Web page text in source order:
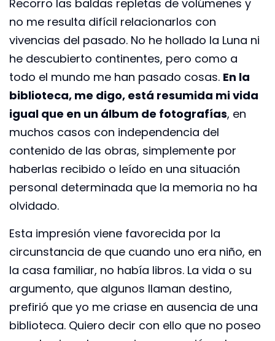
Recorro las baldas repletas de volúmenes y
no me resulta difícil relacionarlos con
vivencias del pasado. No he hollado la Luna ni
he descubierto continentes, pero como a
todo el mundo me han pasado cosas. En la
biblioteca, me digo, está resumida mi vida
igual que en un álbum de fotografías, en
muchos casos con independencia del
contenido de las obras, simplemente por
haberlas recibido o leído en una situación
personal determinada que la memoria no ha
olvidado.
Esta impresión viene favorecida por la
circunstancia de que cuando uno era niño, en
la casa familiar, no había libros. La vida o su
argumento, que algunos llaman destino,
prefirió que yo me criase en ausencia de una
biblioteca. Quiero decir con ello que no poseo